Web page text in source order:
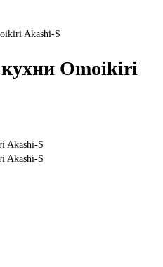
Akashi-S
Omoikiri